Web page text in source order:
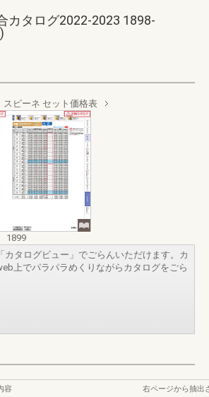
カタログ2022-2023 1898-
スピーネ セット価格表
1899
カタログビュー」でごらんいただけます。カ
上でパラパラめくりながらカタログをごら
容
右ページから抽出